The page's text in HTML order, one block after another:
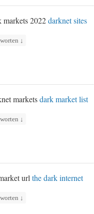
markets 2022darknet sites
↓
marketsdark market list
↓
urlthe dark internet
↓